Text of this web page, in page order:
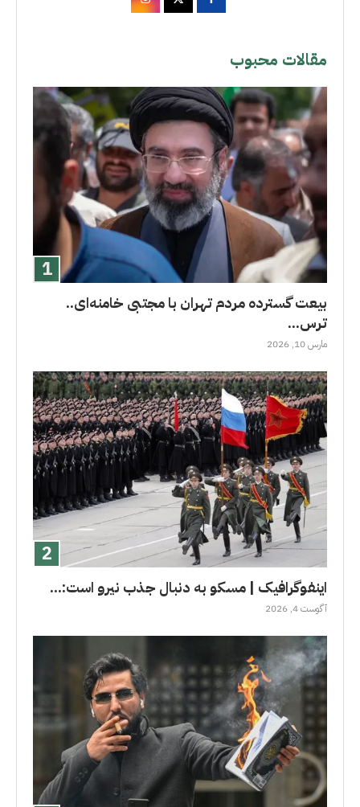
مقالات محبوب
بیعت گسترده مردم تهران با مجتبی خامنه‌ای..
ترس...
مارس 10, 2026
اینفوگرافیک | مسکو به دنبال جذب نیرو است:...
آگوست 4, 2026